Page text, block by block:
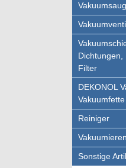
Dichtungen,
Filter
DEKONOL
Vakuumfette
Reiniger
Vakuumieren
Sonstige